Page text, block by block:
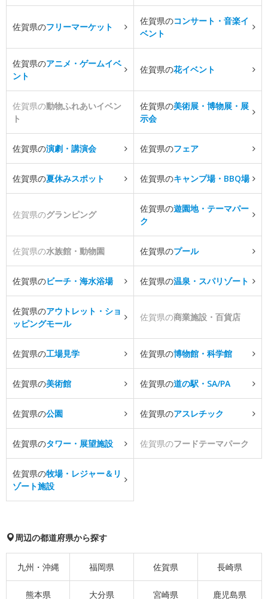
佐賀県のフリーマーケット
佐賀県のコンサート・音楽イ
ベント
佐賀県のアニメ・ゲームイベ
ント
佐賀県の花イベント
佐賀県の動物ふれあいイベン
ト
佐賀県の美術展・博物展・展
示会
佐賀県の演劇・講演会 佐賀県のフェア
佐賀県の夏休みスポット 佐賀県のキャンプ場・BBQ場
佐賀県のグランピング
佐賀県の遊園地・テーマパー
ク
佐賀県の水族館・動物園 佐賀県のプール
佐賀県のビーチ・海水浴場 佐賀県の温泉・スパリゾート
佐賀県のアウトレット・ショ
ッピングモール
佐賀県の商業施設・百貨店
佐賀県の工場見学 佐賀県の博物館・科学館
佐賀県の美術館 佐賀県の道の駅・SA/PA
佐賀県の公園 佐賀県のアスレチック
佐賀県のタワー・展望施設 佐賀県のフードテーマパーク
佐賀県の牧場・レジャー＆リ
ゾート施設
周辺の都道府県から探す
九州・沖縄 福岡県 佐賀県 長崎県
熊本県 大分県 宮崎県 鹿児島県